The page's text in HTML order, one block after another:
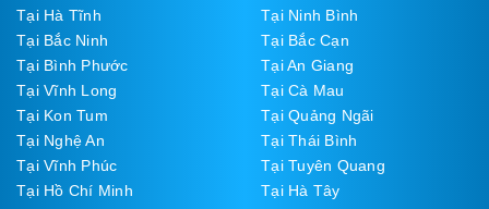
Tại Hà Tĩnh
Tại Ninh Bình
Tại Bắc Ninh
Tại Bắc Cạn
Tại Bình Phước
Tại An Giang
Tại Vĩnh Long
Tại Cà Mau
Tại Kon Tum
Tại Quảng Ngãi
Tại Nghệ An
Tại Thái Bình
Tại Vĩnh Phúc
Tại Tuyên Quang
Tại Hồ Chí Minh
Tại Hà Tây